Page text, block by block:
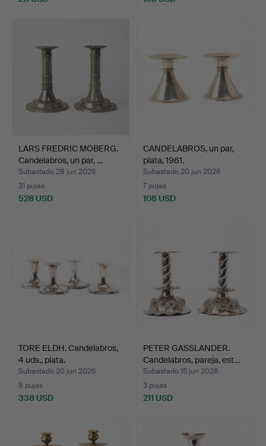
LARS FREDRIC MOBERG.
Candelabros, un par, …
Subastado 28 jun 2026
31 pujas
528 USD
CANDELABROS, un par,
plata, 1961.
Subastado 20 jun 2026
7 pujas
108 USD
TORE ELDH. Candelabros,
4 uds., plata.
Subastado 20 jun 2026
8 pujas
338 USD
PETER GASSLANDER.
Candelabros, pareja, est…
Subastado 15 jun 2026
3 pujas
211 USD